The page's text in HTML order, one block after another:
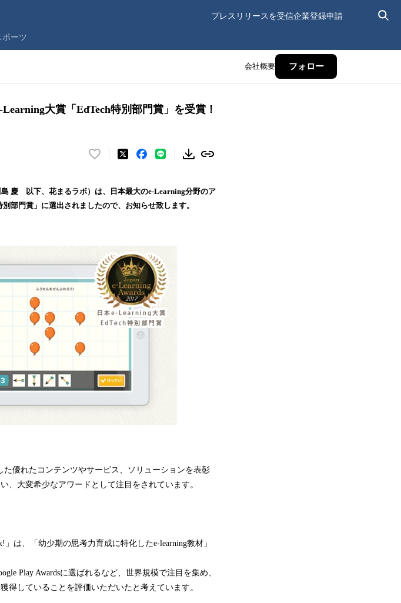
プレスリリースを受信企業登録申請
ポーツ
会社概要 フォロー
大賞「EdTech特別部門賞」を受賞！
い
！
数
込
み
中
で
慶 以下、花まるラボ）は、日本最大のe-Learning分野のア
部門賞」に選出されましたので、お知らせ致します。
優れたコンテンツやサービス、ソリューションを表彰
、大変希少なアワードとして注目をされています。
は、「幼少期の思考力育成に特化したe-learning教材」
Play Awardsに選ばれるなど、世界規模で注目を集め、
得していることを評価いただいたと考えています。